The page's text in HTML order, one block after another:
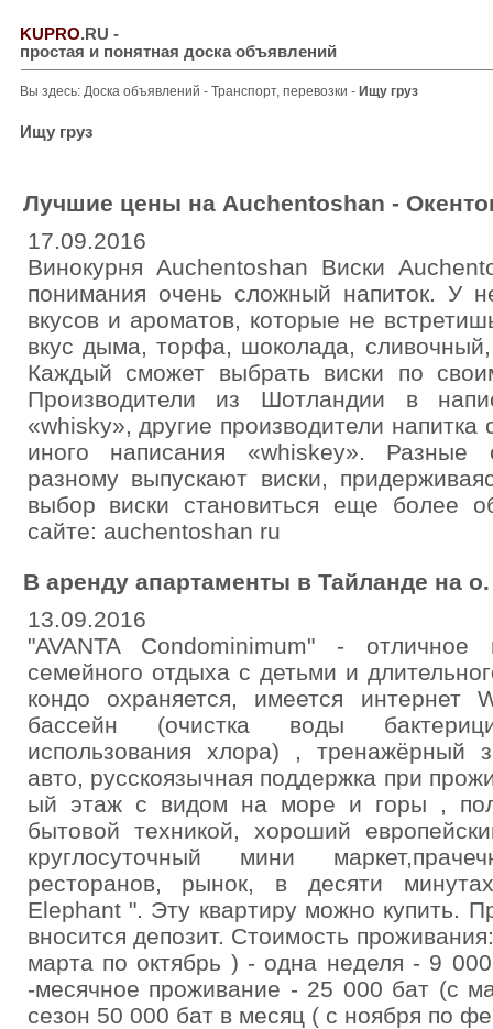
KUPRO.RU -
простая и понятная доска объявлений
Вы здесь: Доска объявлений - Транспорт, перевозки - Ищу груз
Ищу груз
Лучшие цены на Auchentoshan -
17.09.2016
Винокурня Auchentoshan Виски
понимания очень сложный напиток. У
вкусов и ароматов, которые не
вкус дыма, торфа, шоколада,
Каждый сможет выбрать виски по
Производители из Шотландии в
«whisky», другие производители напитка
иного написания «whiskey». Разные
разному выпускают виски,
выбор виски становиться еще более
сайте: auchentoshan ru
В аренду апартаменты в Тайланде на
13.09.2016
"AVANTA Condominimum" -
семейного отдыха с детьми и
кондо охраняется, имеется интернет
бассейн (очистка воды
использования хлора) , тренажёрный
авто, русскоязычная поддержка при
ый этаж с видом на море и горы ,
бытовой техникой, хороший
круглосуточный мини
ресторанов, рынок, в десяти
Elephant ". Эту квартиру можно купить.
вносится депозит. Стоимость
марта по октябрь ) - одна неделя - 9
-месячное проживание - 25 000 бат (с
сезон 50 000 бат в месяц ( с ноября по